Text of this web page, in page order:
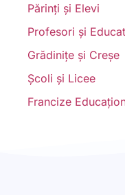
Părinți și Elevi
Profesori și
Grădinițe și Creșe
Școli și Licee
Francize